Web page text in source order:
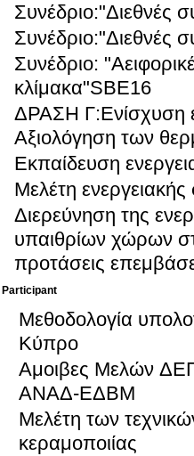
Συνέδριο:"Διεθνές
Συνέδριο:"Διεθνές
Συνέδριο:
κλίμακα"SBE16
ΔΡΑΣΗ Γ:Ενίσχυση
Αξιολόγηση των
Εκπαίδευση
Μελέτη
Διερεύνηση της
υπαιθρίων χώρων
προτάσεις
Participant
Μεθοδολογία
Κύπρο
Αμοιβες Μελών
ΑΝΑΔ-ΕΔΒΜ
Μελέτη των
κεραμοποιίας